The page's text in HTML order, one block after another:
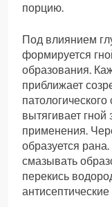
порцию.
Под влиянием
формируется
образования.
приближает
вытягивает
применения.
образуется
смазывать
перекись